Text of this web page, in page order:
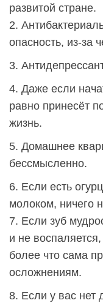
развитой стране.
2.
опасность, из-за
3.
4. Даже если
равно принесёт
жизнь.
5. Домашнее
бессмысленно.
6. Если есть
молоком, ничего
7. Если зуб
и не
более что сама
осложнениям.
8. Если у вас нет